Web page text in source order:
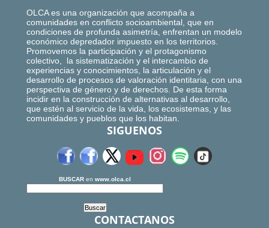
OLCA es una organización que acompaña a
comunidades en conflicto socioambiental, que en
condiciones de profunda asimetría, enfrentan un modelo
económico depredador impuesto en los territorios.
Promovemos la participación y el protagonismo
colectivo, la sistematización y el intercambio de
experiencias y conocimientos, la articulación y el
desarrollo de procesos de valoración identitaria, con una
perspectiva de género y de derechos. De esta forma
incidir en la construcción de alternativas al desarrollo,
que estén al servicio de la vida, los ecosistemas, y las
comunidades y pueblos que los habitan.
SIGUENOS
BUSCAR en www.olca.cl
CONTACTANOS